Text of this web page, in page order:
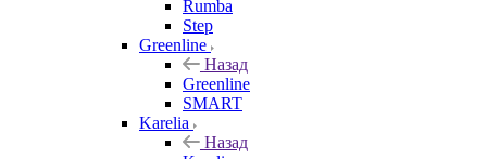
Rumba
Step
Greenline
Назад
Greenline
SMART
Karelia
Назад